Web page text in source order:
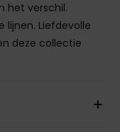
het verschil.
lijnen. Liefdevolle
deze collectie